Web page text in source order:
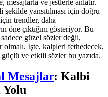
mesajlarla ve jestlerle anlatır.
yansıtılması için doğru
trendler, daha
ın öne çıktığını gösteriyor. Bu
güzel sözler değil,
İşte, kalpleri fethedecek,
ve etkili sözler bu yazıda.
Mesajlar: Kalbi
Yolu